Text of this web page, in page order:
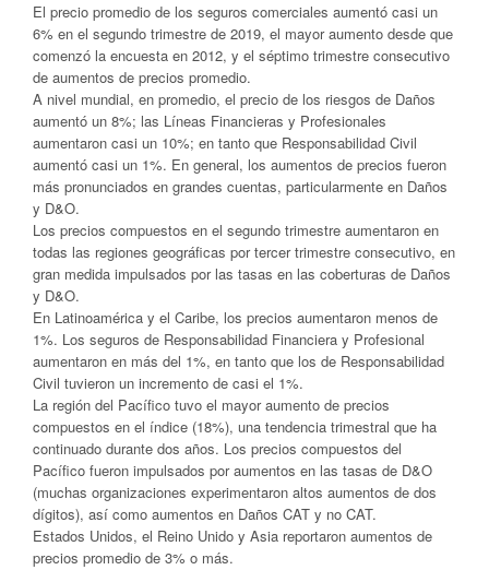
El precio promedio de los seguros comerciales aumentó casi un
6% en el segundo trimestre de 2019, el mayor aumento desde que
comenzó la encuesta en 2012, y el séptimo trimestre consecutivo
de aumentos de precios promedio.
A nivel mundial, en promedio, el precio de los riesgos de Daños
aumentó un 8%; las Líneas Financieras y Profesionales
aumentaron casi un 10%; en tanto que Responsabilidad Civil
aumentó casi un 1%. En general, los aumentos de precios fueron
más pronunciados en grandes cuentas, particularmente en Daños
y D&O.
Los precios compuestos en el segundo trimestre aumentaron en
todas las regiones geográficas por tercer trimestre consecutivo, en
gran medida impulsados por las tasas en las coberturas de Daños
y D&O.
En Latinoamérica y el Caribe, los precios aumentaron menos de
1%. Los seguros de Responsabilidad Financiera y Profesional
aumentaron en más del 1%, en tanto que los de Responsabilidad
Civil tuvieron un incremento de casi el 1%.
La región del Pacífico tuvo el mayor aumento de precios
compuestos en el índice (18%), una tendencia trimestral que ha
continuado durante dos años. Los precios compuestos del
Pacífico fueron impulsados por aumentos en las tasas de D&O
(muchas organizaciones experimentaron altos aumentos de dos
dígitos), así como aumentos en Daños CAT y no CAT.
Estados Unidos, el Reino Unido y Asia reportaron aumentos de
precios promedio de 3% o más.